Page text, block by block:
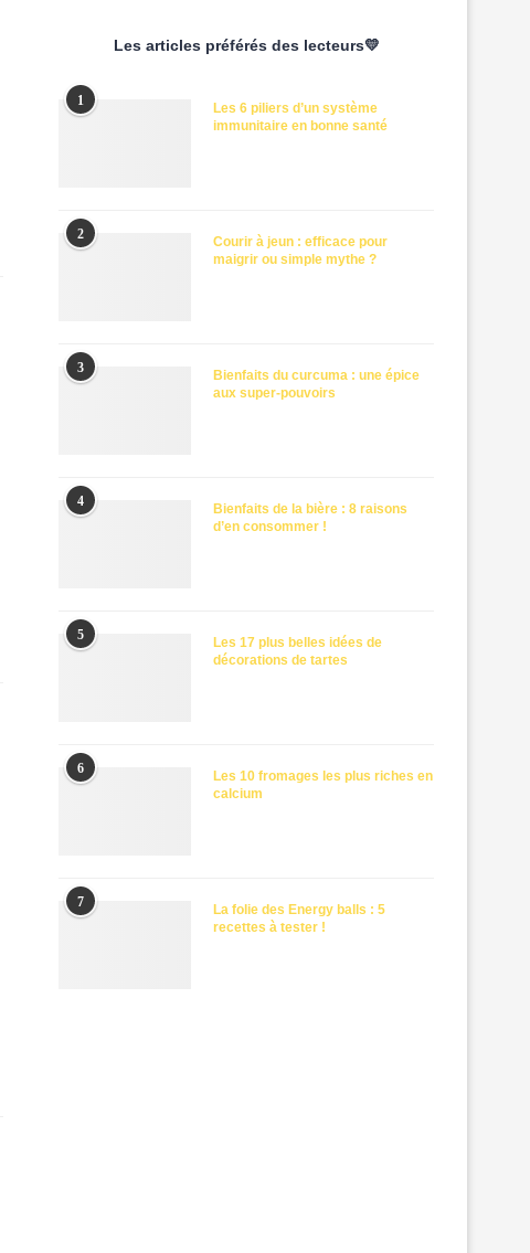
Les articles préférés des lecteurs💛
1
Les 6 piliers d’un système
immunitaire en bonne santé
2
Courir à jeun : efficace pour
maigrir ou simple mythe ?
3
Bienfaits du curcuma : une épice
aux super-pouvoirs
4
Bienfaits de la bière : 8 raisons
d’en consommer !
5
Les 17 plus belles idées de
décorations de tartes
6
Les 10 fromages les plus riches en
calcium
7
La folie des Energy balls : 5
recettes à tester !